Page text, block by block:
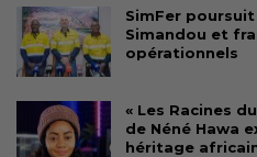
SimFer
Simandou et
opérationnels
« Les Racines
de Néné Hawa
héritage